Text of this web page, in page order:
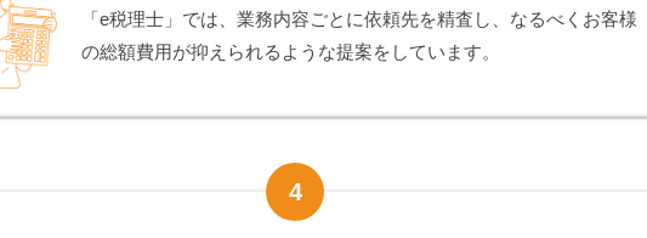
「e税理士」では、業務内容ごとに依頼先を精査し、なるべくお客様
の総額費用が抑えられるような提案をしています。
4